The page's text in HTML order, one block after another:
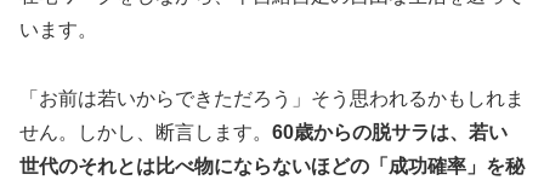
います。
「お前は若いからできただろう」そう思われるかもしれま
せん。しかし、断言します。 60歳からの脱サラは、若い
世代のそれとは比べ物にならないほどの「成功確率」を秘